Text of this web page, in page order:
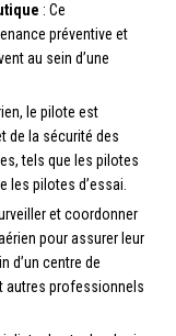
: Ce
préventive et
au sein d’une
le pilote est
de la sécurité des
tels que les pilotes
les pilotes d’essai.
et coordonner
pour assurer leur
d’un centre de
autres professionnels